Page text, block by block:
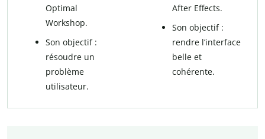
Optimal
Workshop.
Son objectif :
résoudre un
problème
utilisateur.
After Effects.
Son objectif :
rendre l’interface
belle et
cohérente.